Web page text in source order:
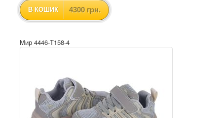
В КОШИК 4300 грн.
Мир 4446-T158-4